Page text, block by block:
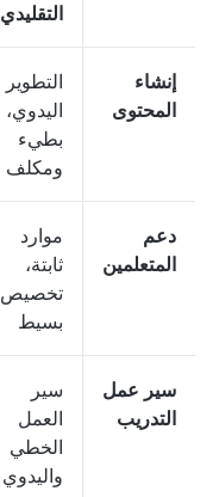
التقليدي
إنشاء
المحتوى
التطوير
اليدوي،
بطيء
ومكلف
دعم
المتعلمين
موارد
ثابتة،
تخصيص
بسيط
سير عمل
التدريب
سير
العمل
الخطي
واليدوي